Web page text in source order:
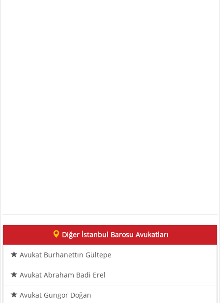
Diğer İstanbul Barosu Avukatları
Avukat Burhanettın Gültepe
Avukat Abraham Badi Erel
Avukat Güngör Doğan